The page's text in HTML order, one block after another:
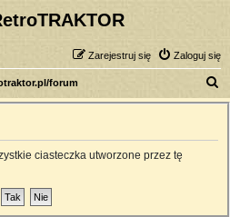
Zaloguj się
Zarejestruj się
forum
z
ciasteczka utworzone przez tę